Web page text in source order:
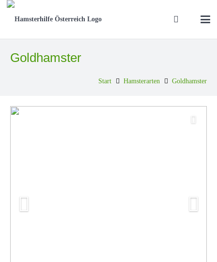
Goldhamster
Start Hamsterarten Goldhamster